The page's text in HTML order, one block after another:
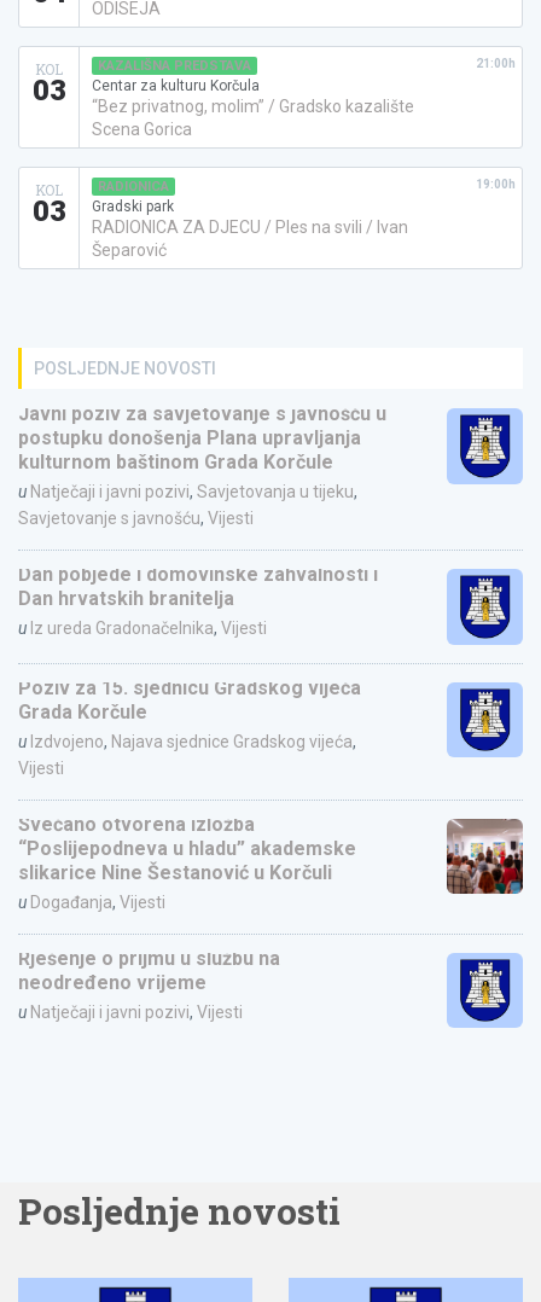
ODISEJA
KOL
03
KAZALIŠNA PREDSTAVA
Centar za kulturu Korčula
“Bez privatnog, molim” / Gradsko kazalište
Scena Gorica
21:00h
KOL
03
RADIONICA
Gradski park
RADIONICA ZA DJECU / Ples na svili / Ivan
Šeparović
19:00h
POSLJEDNJE NOVOSTI
Javni poziv za savjetovanje s javnošću u
postupku donošenja Plana upravljanja
kulturnom baštinom Grada Korčule
u Natječaji i javni pozivi, Savjetovanja u tijeku,
Savjetovanje s javnošću, Vijesti
Dan pobjede i domovinske zahvalnosti i
Dan hrvatskih branitelja
u Iz ureda Gradonačelnika, Vijesti
Poziv za 15. sjednicu Gradskog vijeća
Grada Korčule
u Izdvojeno, Najava sjednice Gradskog vijeća,
Vijesti
Svečano otvorena izložba
“Poslijepodneva u hladu” akademske
slikarice Nine Šestanović u Korčuli
u Događanja, Vijesti
Rješenje o prijmu u službu na
neodređeno vrijeme
u Natječaji i javni pozivi, Vijesti
Posljednje novosti